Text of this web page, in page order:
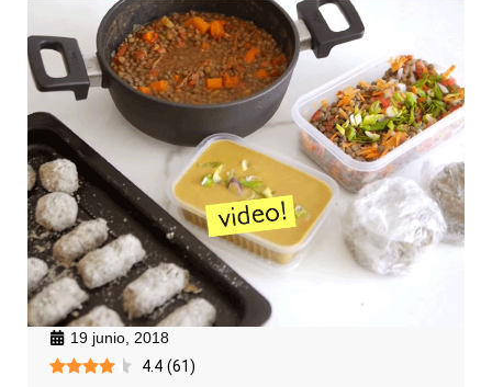
19 junio, 2018
4.4 (61)